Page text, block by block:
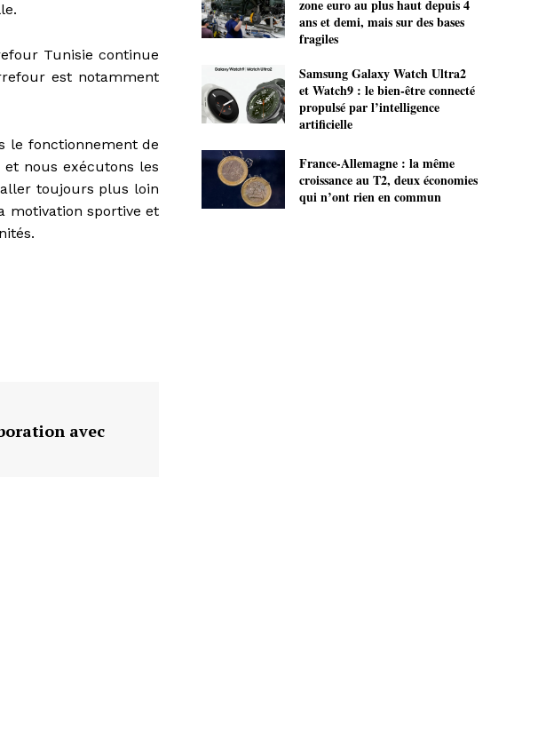
Tunisie continue
est notamment
le fonctionnement de
nous exécutons les
toujours plus loin
motivation sportive et
avec
zone euro au plus haut depuis 4
ans et demi, mais sur des bases
fragiles
Samsung Galaxy Watch Ultra2
et Watch9 : le bien-être connecté
propulsé par l’intelligence
artificielle
France-Allemagne : la même
croissance au T2, deux économies
qui n’ont rien en commun